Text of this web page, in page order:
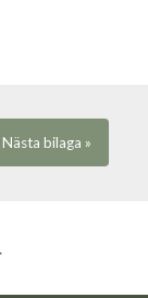
Nästa bilaga »